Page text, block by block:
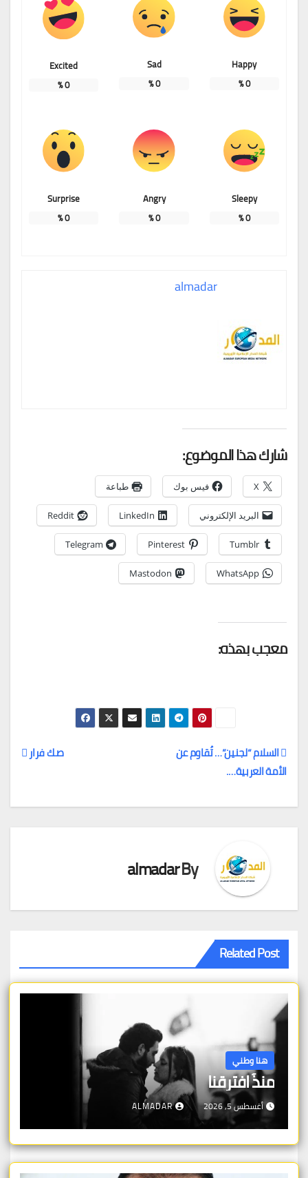
Happy
0
%
Sad
0
%
Excited
0
%
Sleepy
0
%
Angry
0
%
Surprise
0
%
almadar
شارك هذا الموضوع:
X فيس بوك طباعة
البريد الإلكتروني LinkedIn
Reddit
Tumblr
Pinterest
Telegram
WhatsApp
Mastodon
معجب بهذه:
تصفّح
المقالات
صك فرار
السلام “لجنين”… تُقاوم عن
الأمة العربية….
By
almadar
Related Post
هنا وطني
منذُ افترقنا
أغسطس 5, 2026 ALMADAR